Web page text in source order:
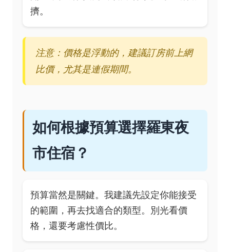
擠。
注意：價格是浮動的，建議訂房前上網
比價，尤其是連假期間。
如何根據預算選擇羅東夜
市住宿？
預算當然是關鍵。我建議先設定你能接受
的範圍，再去找適合的類型。別光看價
格，還要考慮性價比。